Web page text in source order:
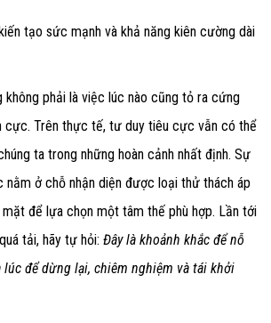
tạo sức mạnh và khả năng kiên cường dài
không phải là việc lúc nào cũng tỏ ra cứng
cực. Trên thực tế, tư duy tiêu cực vẫn có thể
ta trong những hoàn cảnh nhất định. Sự
ở chỗ nhận diện được loại thử thách áp
để lựa chọn một tâm thế phù hợp. Lần tới
tải, hãy tự hỏi: Đây là khoảnh khắc để nỗ
để dừng lại, chiêm nghiệm và tái khởi